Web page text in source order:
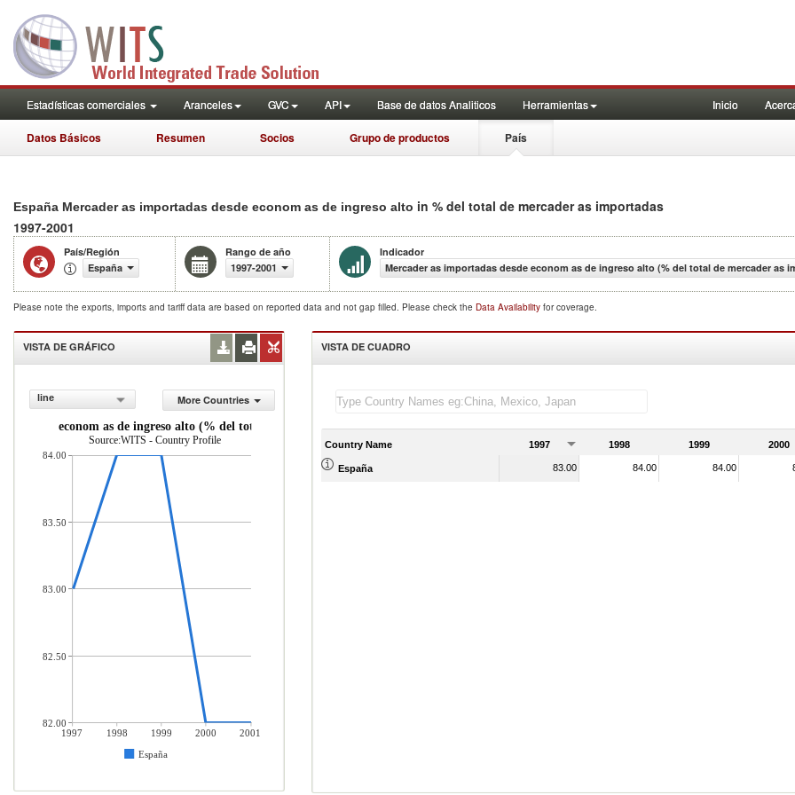
Estadísticas comerciales Aranceles GVC API Base de datos Analiticos Herramientas Inicio
Datos Básicos Resumen Socios Grupo de productos País
España Mercader as importadas desde econom as de ingreso alto in % del total de mercader as importadas
1997-2001
País/Región
España
Rango de año
1997-2001
Indicador
Mercader as importadas desde econom as de ingreso alto (% del total de mercader as
Please note the exports, imports and tariff data are based on reported data and not gap filled. Please check the Data Availability for coverage.
VISTA DE GRÁFICO
line
More Countries
desde econom as de ingreso alto (% del total de mercader as importadas)
Source:WITS - Country Profile
1997 1998 1999 2000
2001
España
84.00
83.50
83.00
82.50
82.00
VISTA DE CUADRO
Country Name 1997 1998 1999 2000
España 83.00 84.00 84.00